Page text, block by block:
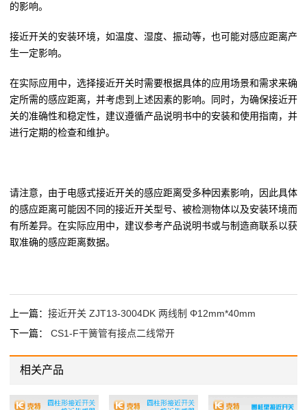
的影响。
接近开关的安装环境，如温度、湿度、振动等，也可能对感应距离产
生一定影响。
在实际应用中，选择接近开关时需要根据具体的应用场景和需求来确
定所需的感应距离，并考虑到上述因素的影响。同时，为确保接近开
关的准确性和稳定性，建议遵循产品说明书中的安装和使用指南，并
进行定期的检查和维护。
请注意，由于电感式接近开关的感应距离受多种因素影响，因此具体
的感应距离可能因不同的接近开关型号、被检测物体以及安装环境而
有所差异。在实际应用中，建议参考产品说明书或与制造商联系以获
取准确的感应距离数据。
上一篇： 接近开关 ZJT13-3004DK 两线制 Φ12mm*40mm
下一篇： CS1-F干簧管有接点二线常开
相关产品